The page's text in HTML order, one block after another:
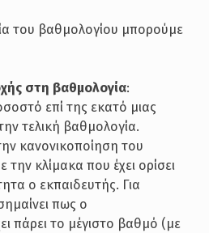
του βαθμολογίου μπορούμε
στη βαθμολογία:
επί της εκατό μιας
τελική βαθμολογία.
κανονικοποίηση του
κλίμακα που έχει ορίσει
ο εκπαιδευτής. Για
πως ο
πάρει το μέγιστο βαθμό (με